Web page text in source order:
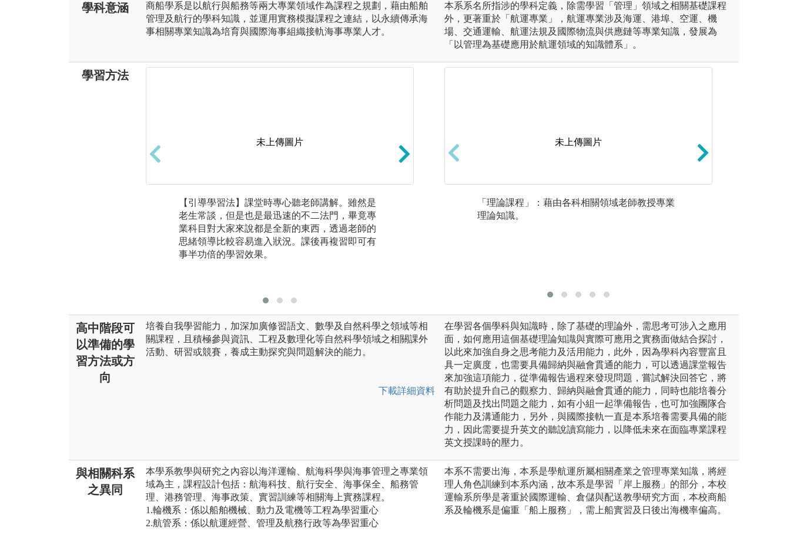
學科意涵
商船學系是以航行與船務等兩大專業領域作為課程之規劃，藉由船舶
管理及航行的學科知識，並運用實務模擬課程之連結，以永續傳承海
事相關專業知識為培育與國際海事組織接軌海事專業人才。
本系系名所指涉的學科定義，除需學習「管理」領域之相關基礎課程
外，更著重於「航運專業」，航運專業涉及海運、港埠、空運、機
場、交通運輸、航運法規及國際物流與供應鏈等專業知識，發展為
「以管理為基礎應用於航運領域的知識體系」。
學習方法
未上傳圖片
【引導學習法】課堂時專心聽老師講解。雖然是
老生常談，但是也是最迅速的不二法門，畢竟專
業科目對大家來說都是全新的東西，透過老師的
思緒領導比較容易進入狀況。課後再複習即可有
事半功倍的學習效果。
未上傳圖片
【經驗知識融合】商船系主要來是以實務為主，
所以實務經驗很重要。藉由實務經驗的船長、大
未上傳圖片
「理論課程」：藉由各科相關領域老師教授專業
理論知識。
高中階段可
以準備的學
習方法或方
向
培養自我學習能力，加深加廣修習語文、數學及自然科學之領域等相
關課程，且積極參與資訊、工程及數理化等自然科學領域之相關課外
活動、研習或競賽，養成主動探究與問題解決的能力。
下載詳細資料
在學習各個學科與知識時，除了基礎的理論外，需思考可涉入之應用
面，如何應用這個基礎理論知識與實際可應用之實務面做結合探討，
以此來加強自身之思考能力及活用能力，此外，因為學科內容豐富且
具一定廣度，也需要具備歸納與融會貫通的能力，可以透過課堂報告
來加強這項能力，從準備報告過程來發現問題，嘗試解決回答它，將
有助於提升自己的觀察力、歸納與融會貫通的能力，同時也能培養分
析問題及找出問題之能力，如有小組一起準備報告，也可加強團隊合
作能力及溝通能力，另外，與國際接軌一直是本系培養需要具備的能
力，因此需要提升英文的聽說讀寫能力，以降低未來在面臨專業課程
英文授課時的壓力。
與相關科系
之異同
本學系教學與研究之內容以海洋運輸、航海科學與海事管理之專業領
域為主，課程設計包括：航海科技、航行安全、海事保全、船務管
理、港務管理、海事政策、實習訓練等相關海上實務課程。
1.輪機系：係以船舶機械、動力及電機等工程為學習重心
2.航管系：係以航運經營、管理及航務行政等為學習重心
本系不需要出海，本系是學航運所屬相關產業之管理專業知識，將經
理人角色訓練到本系內涵，故本系是學習「岸上服務」的部分，本校
運輸系所學是著重於國際運輸、倉儲與配送教學研究方面，本校商船
系及輪機系是偏重「船上服務」，需上船實習及日後出海機率偏高。